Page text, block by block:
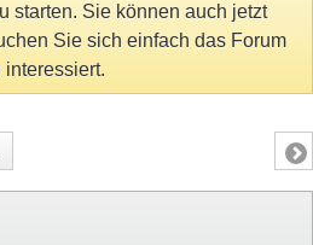
starten. Sie können auch jetzt
Sie sich einfach das Forum